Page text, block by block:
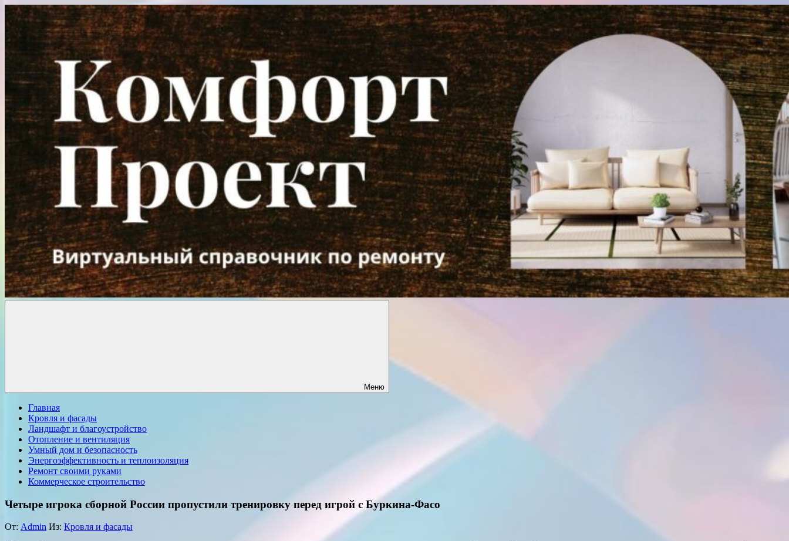
Перейти
содержимому
Меню
Главная
Кровля и фасады
Ландшафт и благоустройство
Отопление и вентиляция
Умный дом и безопасность
Энергоэффективность и теплоизоляция
Ремонт своими руками
Коммерческое строительство
Четыре игрока сборной России пропустили тренировку перед игрой с Буркина-Фасо
От: Admin Из: Кровля и фасады